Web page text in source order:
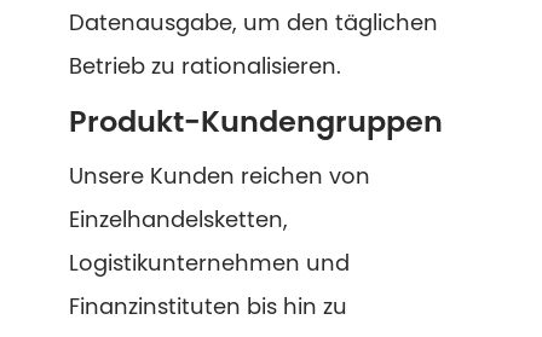
Datenausgabe, um den täglichen
Betrieb zu rationalisieren.
Produkt-Kundengruppen
Unsere Kunden reichen von
Einzelhandelsketten,
Logistikunternehmen und
Finanzinstituten bis hin zu